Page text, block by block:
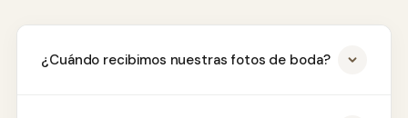
¿Cuándo recibimos nuestras fotos de boda?